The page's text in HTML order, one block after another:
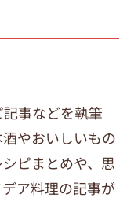
事などを執筆
やおいしいもの
ピまとめや、思
ア料理の記事が